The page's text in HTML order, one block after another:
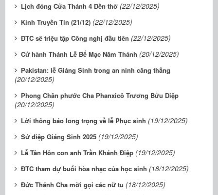
Lịch đóng Cửa Thánh 4 Đền thờ (22/12/2025)
Kinh Truyền Tin (21/12) (22/12/2025)
ĐTC sẽ triệu tập Công nghị đầu tiên (22/12/2025)
Cử hành Thánh Lễ Bế Mạc Năm Thánh (20/12/2025)
Pakistan: lễ Giáng Sinh trong an ninh căng thẳng
(20/12/2025)
Phong Chân phước Cha Phanxicô Trương Bửu Diệp
(20/12/2025)
Lời thông báo long trọng về lễ Phục sinh (19/12/2025)
Sứ điệp Giáng Sinh 2025 (19/12/2025)
Lễ Tân Hôn con anh Trần Khánh Điệp (19/12/2025)
ĐTC tham dự buổi hòa nhạc của học sinh (18/12/2025)
Đức Thánh Cha mời gọi các nữ tu (18/12/2025)